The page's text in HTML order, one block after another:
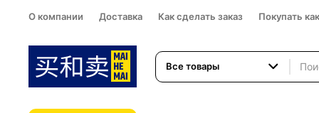
О компании Доставка Как сделать заказ Покупать
Все товары